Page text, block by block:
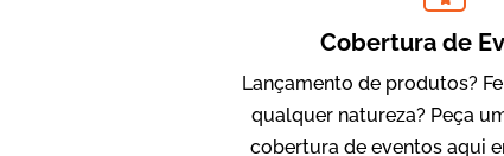
Julândia
Animação 2D
Cobertura de
Lançamento de produtos?
qualquer natureza? Peça
cobertura de eventos aqui